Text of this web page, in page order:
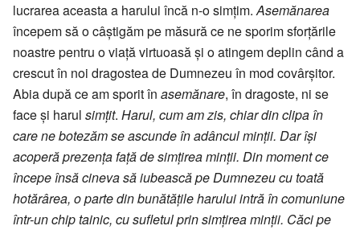
lucrarea aceasta a harului încă n-o simțim.Asemănarea
începem să o câștigăm pe măsură ce ne sporim sforțările
noastre pentru o viață virtuoasă și o atingem deplin când a
crescut în noi dragostea de Dumnezeu în mod covârșitor.
Abia după ce am sporit în asemănare, în dragoste, ni se
face și harul simțit. Harul, cum am zis, chiar din clipa în
care ne botezăm se ascunde în adâncul minții. Dar își
acoperă prezența față de simțirea minții. Din moment ce
începe însă cineva să iubească pe Dumnezeu cu toată
hotărârea, o parte din bunătățile harului intră în comuniune
într-un chip tainic, cu sufletul prin simțirea minții. Căci pe